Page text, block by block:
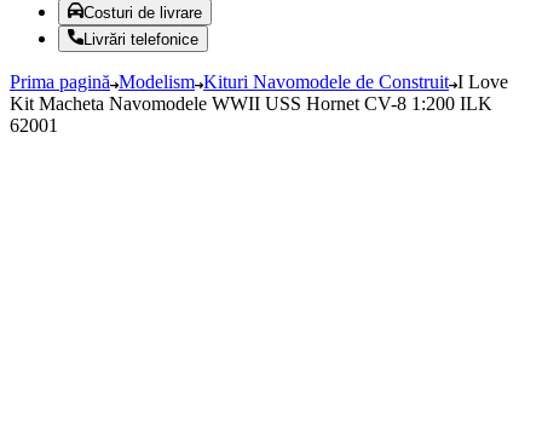
Costuri de livrare
Livrări telefonice
Prima pagină Modelism Kituri Navomodele de Construit I Love
Kit Macheta Navomodele WWII USS Hornet CV-8 1:200 ILK
62001